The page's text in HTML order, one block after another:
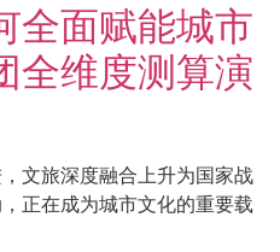
全面赋能城市
全维度测算演
文旅深度融合上升为国家战
正在成为城市文化的重要载